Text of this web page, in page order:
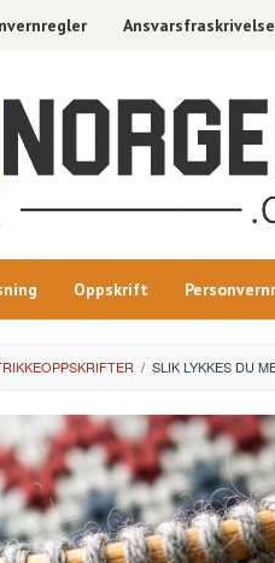
Ansvarsfraskrivelse
Oppskrift
/ SLIK LYKKES DU